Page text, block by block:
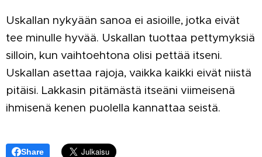
Uskallan nykyään sanoa ei asioille, jotka eivät
tee minulle hyvää. Uskallan tuottaa pettymyksiä
silloin, kun vaihtoehtona olisi pettää itseni.
Uskallan asettaa rajoja, vaikka kaikki eivät niistä
pitäisi. Lakkasin pitämästä itseäni viimeisenä
ihmisenä kenen puolella kannattaa seistä.
Share